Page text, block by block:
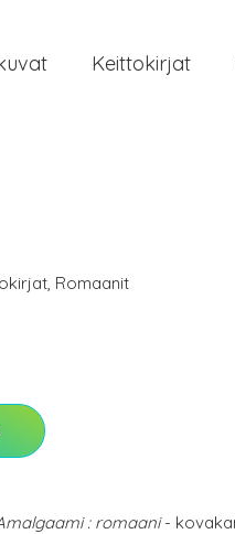
Keittokirjat
, Romaanit
: romaani-